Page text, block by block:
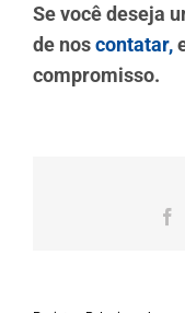
Se você deseja
de noscontatar,
compromisso.